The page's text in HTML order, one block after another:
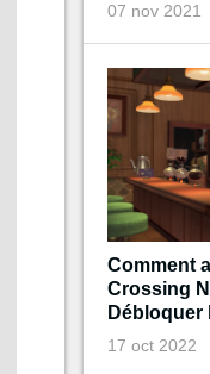
07 nov 2021
Comment
Crossing
Débloquer
Musée !
17 oct 2022